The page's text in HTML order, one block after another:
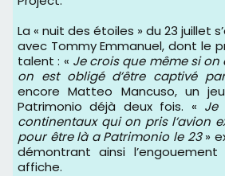
La « nuit des étoiles » du 23 juillet
avec Tommy Emmanuel, dont le
talent : « Je crois que même si
on est obligé d’être captivé
encore Matteo Mancuso, un
Patrimonio déjà deux fois. « Je
continentaux qui on pris l’avion
pour être là a Patrimonio le 23»
démontrant ainsi
affiche.